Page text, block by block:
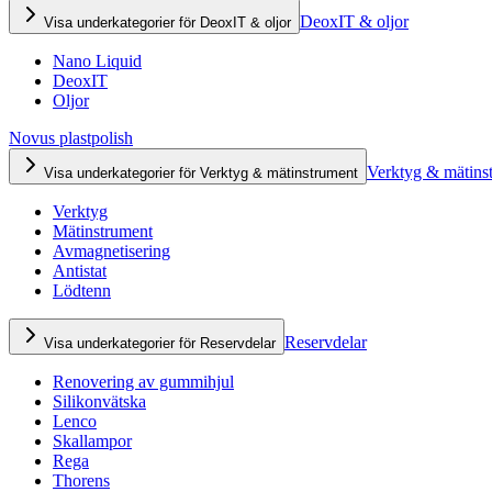
Visa underkategorier för DeoxIT & oljor DeoxIT & oljor
Nano Liquid
DeoxIT
Oljor
Novus plastpolish
Visa underkategorier för Verktyg & mätinstrument Verktyg &
Verktyg
Mätinstrument
Avmagnetisering
Antistat
Lödtenn
Visa underkategorier för Reservdelar Reservdelar
Renovering av gummihjul
Silikonvätska
Lenco
Skallampor
Rega
Thorens